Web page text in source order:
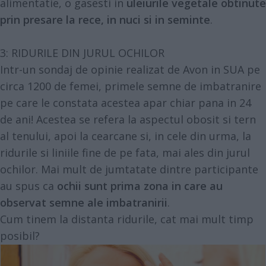
alimentatie, o gasesti in uleiurile vegetale obtinute
prin presare la rece, in nuci si in seminte.
3: RIDURILE DIN JURUL OCHILOR
Intr-un sondaj de opinie realizat de Avon in SUA pe
circa 1200 de femei, primele semne de imbatranire
pe care le constata acestea apar chiar pana in 24
de ani! Acestea se refera la aspectul obosit si tern
al tenului, apoi la cearcane si, in cele din urma, la
ridurile si liniile fine de pe fata, mai ales din jurul
ochilor. Mai mult de jumtatate dintre participante
au spus ca ochii sunt prima zona in care au
observat semne ale imbatranirii.
Cum tinem la distanta ridurile, cat mai mult timp
posibil?